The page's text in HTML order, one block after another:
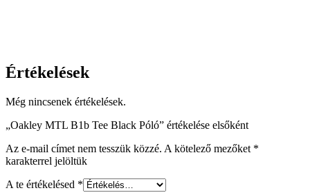
Értékelések
Még nincsenek értékelések.
„Oakley MTL B1b Tee Black Póló” értékelése elsőként
Az e-mail címet nem tesszük közzé. A kötelező mezőket *
karakterrel jelöltük
A te értékelésed *